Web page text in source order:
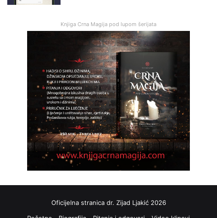
Knjiga Crna Magija pod lupom šerijata
Oficijelna stranica dr. Zijad Ljakić 2026